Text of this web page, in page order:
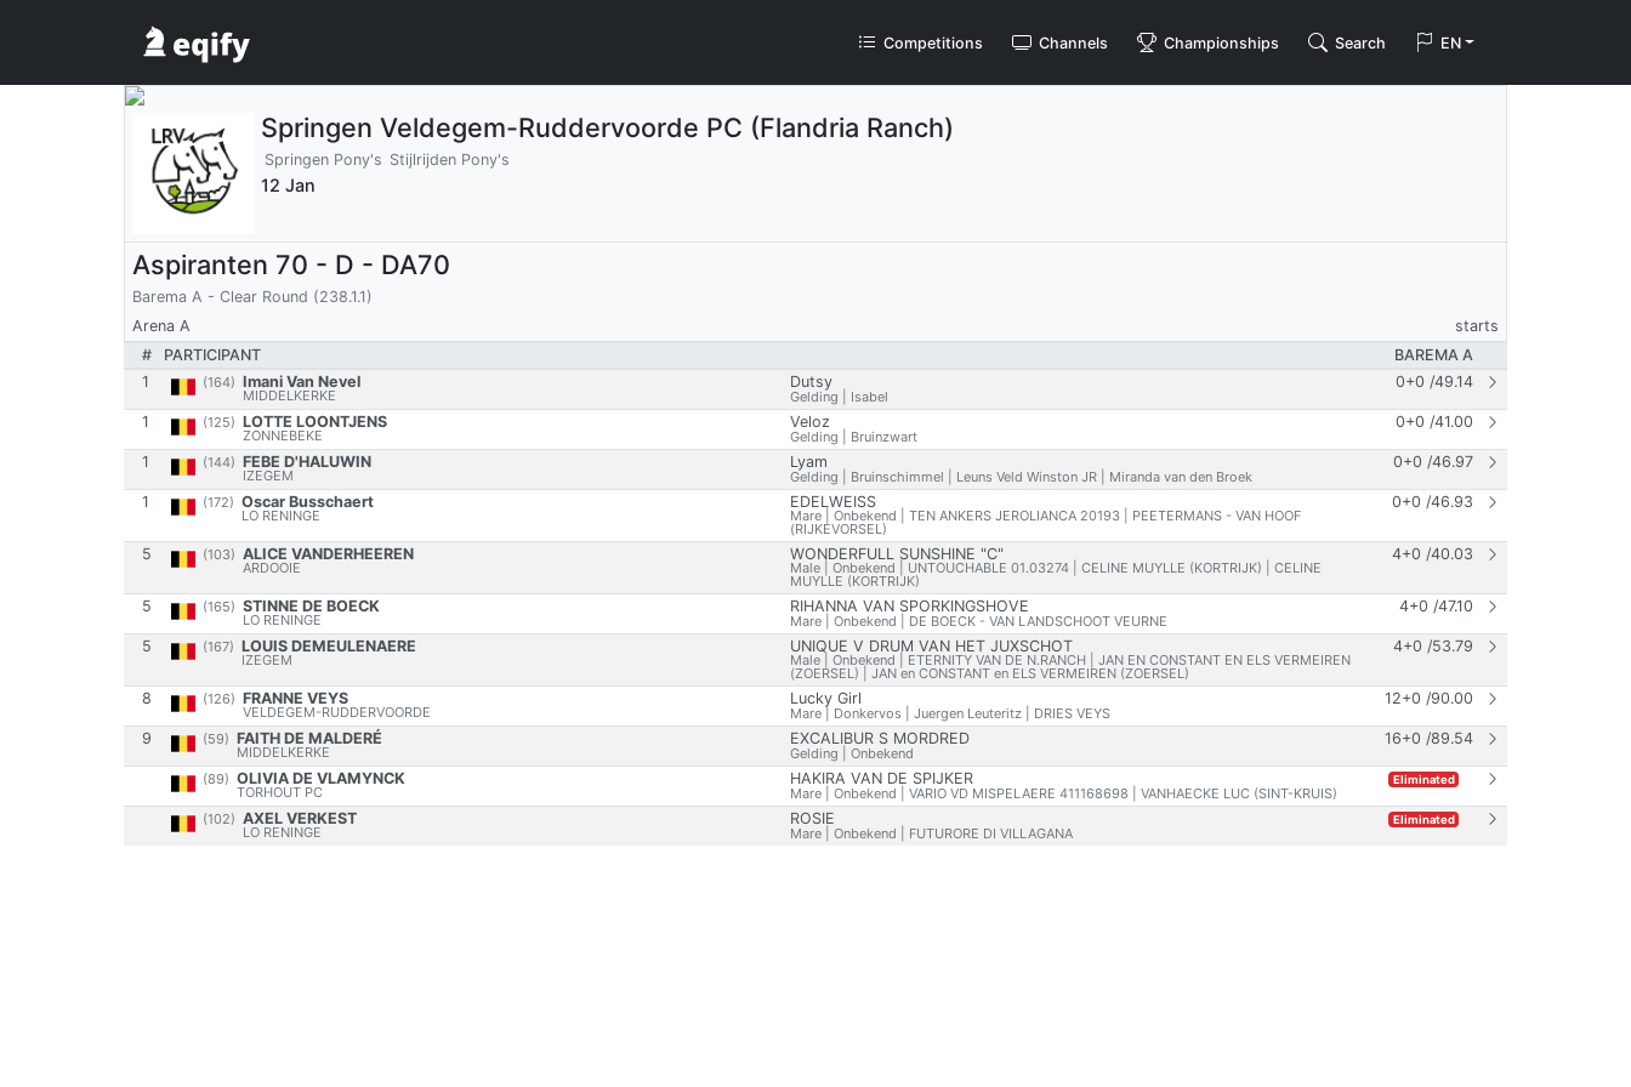
Competitions Channels Championships Search EN
Springen Veldegem-Ruddervoorde PC (Flandria Ranch)
Springen Pony's Stijlrijden Pony's
12 Jan
Aspiranten 70 - D - DA70
Barema A - Clear Round (238.1.1)
Arena A
starts
#
PARTICIPANT
BAREMA A
1
(164) Imani Van Nevel
MIDDELKERKE
Dutsy
Gelding | Isabel
0+0 /49.14
1 (125) LOTTE LOONTJENS
ZONNEBEKE
Veloz
Gelding | Bruinzwart
0+0 /41.00
1 (144) FEBE D'HALUWIN
IZEGEM
Lyam
Gelding | Bruinschimmel | Leuns Veld Winston JR | Miranda van den Broek
0+0 /46.97
1 (172) Oscar Busschaert
LO RENINGE
EDELWEISS
Mare | Onbekend | TEN ANKERS JEROLIANCA 20193 | PEETERMANS - VAN HOOF
(RIJKEVORSEL)
0+0 /46.93
5 (103) ALICE VANDERHEEREN
ARDOOIE
WONDERFULL SUNSHINE "C"
Male | Onbekend | UNTOUCHABLE 01.03274 | CELINE MUYLLE (KORTRIJK) | CELINE
MUYLLE (KORTRIJK)
4+0 /40.03
5 (165) STINNE DE BOECK
LO RENINGE
RIHANNA VAN SPORKINGSHOVE
Mare | Onbekend | DE BOECK - VAN LANDSCHOOT VEURNE
4+0 /47.10
5 (167) LOUIS DEMEULENAERE
IZEGEM
UNIQUE V DRUM VAN HET JUXSCHOT
Male | Onbekend | ETERNITY VAN DE N.RANCH | JAN EN CONSTANT EN ELS VERMEIREN
(ZOERSEL) | JAN en CONSTANT en ELS VERMEIREN (ZOERSEL)
4+0 /53.79
8 (126) FRANNE VEYS
VELDEGEM-RUDDERVOORDE
Lucky Girl
Mare | Donkervos | Juergen Leuteritz | DRIES VEYS
12+0 /90.00
9 (59) FAITH DE MALDERÉ
MIDDELKERKE
EXCALIBUR S MORDRED
Gelding | Onbekend
16+0 /89.54
(89) OLIVIA DE VLAMYNCK
TORHOUT PC
HAKIRA VAN DE SPIJKER
Mare | Onbekend | VARIO VD MISPELAERE 411168698 | VANHAECKE LUC (SINT-KRUIS)
Eliminated
(102) AXEL VERKEST
LO RENINGE
ROSIE
Mare | Onbekend | FUTURORE DI VILLAGANA
Eliminated